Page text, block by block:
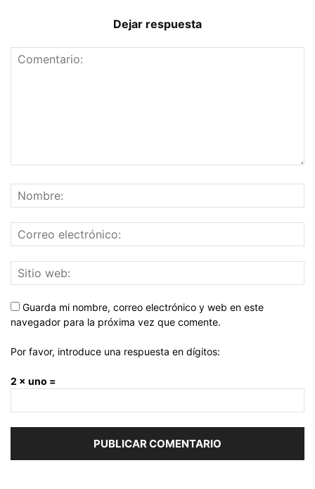
Dejar respuesta
Guarda mi nombre, correo electrónico y web en este
navegador para la próxima vez que comente.
Por favor, introduce una respuesta en dígitos:
2 × uno =